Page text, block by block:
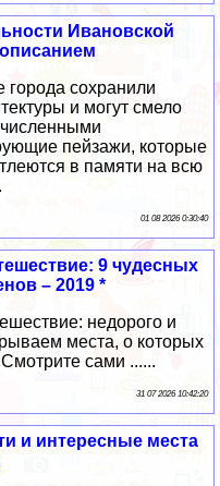
Ивановской
города сохранили
и могут смело
пейзажи, которые
в памяти на всю
01 08 2026 0:30:40
9 чудесных
– 2019 *
недорого и
места, о которых
сами ......
31 07 2026 10:42:20
и интересные места